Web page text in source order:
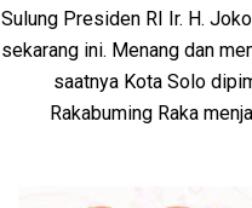
Sulung Presiden RI Ir. H.
sekarang ini. Menang dan
saatnya Kota Solo
Rakabuming Raka